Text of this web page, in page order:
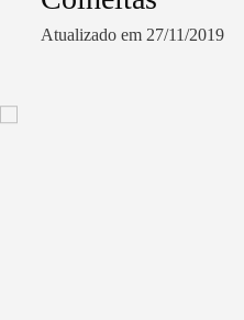
Atualizado em 27/11/2019